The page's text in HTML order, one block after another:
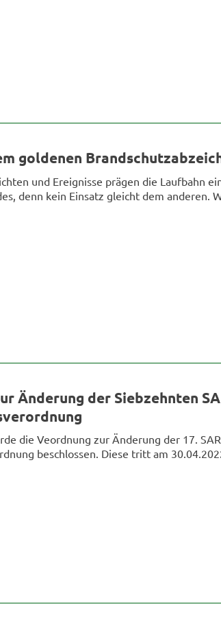
goldenen
und Ereignisse prägen die Laufbahn
denn kein Einsatz gleicht dem anderen.
Änderung der Siebzehnten
die Veordnung zur Änderung der 17.
beschlossen. Diese tritt am